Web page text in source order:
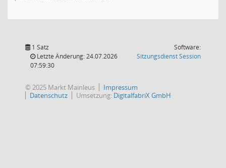
1 Satz
Letzte Änderung: 24.07.2026
07:59:30
Software:
SitzungsdienstSession(Wird in
© 2025 Markt Mainleus
Impressum
Datenschutz
Umsetzung: DigitalfabriX GmbH